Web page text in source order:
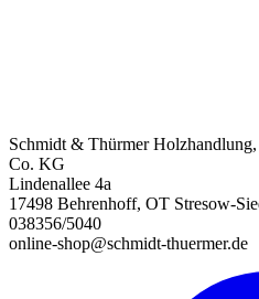
Schmidt & Thürmer
Co. KG
Lindenallee 4a
17498 Behrenhoff, OT Stresow-
038356/5040
online-shop@schmidt-thuermer.de